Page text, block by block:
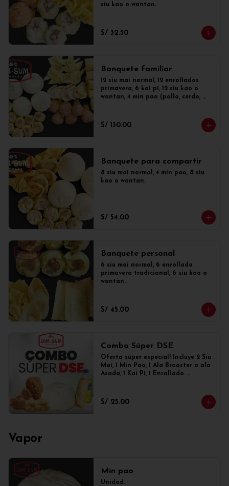
siu kao o wantan.
S/ 32.50
Banquete familiar
12 siu mai normal, 12 enrollados
primavera, 6 kai pi, 12 siu kao o
wantan, 4 min pao (pollo, cerdo,
S/ 130.00
Banquete para compartir
8 siu mai normal, 4 min pao, 8 siu
kao o wantan.
S/ 54.00
Banquete personal
6 siu mai normal, 6 enrollado
primavera tradicional, 6 siu kao o
wantan.
S/ 45.00
Combo Súper DSE
Oferta súper especial! Incluye 2 Siu
Mai, 1 Min Pao, 1 Ala Broaster o ala
Asada, 1 Kai Pi, 1 Enrollado
S/ 25.00
Vapor
Min pao
Unidad.